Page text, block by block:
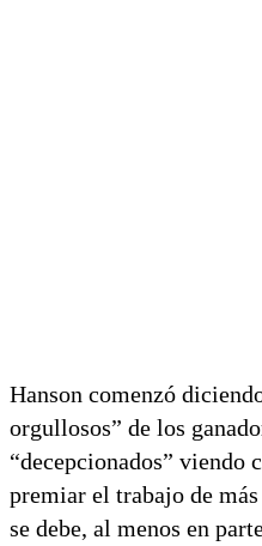
Hanson comenzó
orgullosos” de los
“decepcionados” viendo
premiar el trabajo de
se debe, al menos en